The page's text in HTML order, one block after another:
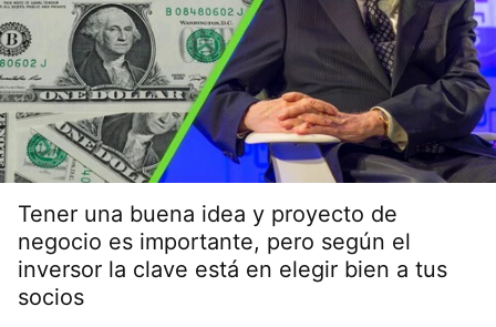
Tener una buena idea y proyecto de
negocio es importante, pero según el
inversor la clave está en elegir bien a tus
socios